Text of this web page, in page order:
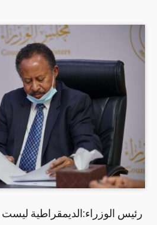
رئيس الوزراء:الديمقراطية